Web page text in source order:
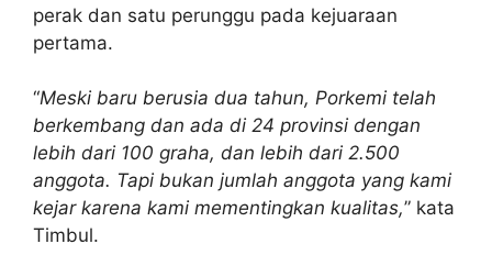
perak dan satu perunggu pada kejuaraan
pertama.
“Meski baru berusia dua tahun, Porkemi telah
berkembang dan ada di 24 provinsi dengan
lebih dari 100 graha, dan lebih dari 2.500
anggota. Tapi bukan jumlah anggota yang kami
kejar karena kami mementingkan kualitas,” kata
Timbul.